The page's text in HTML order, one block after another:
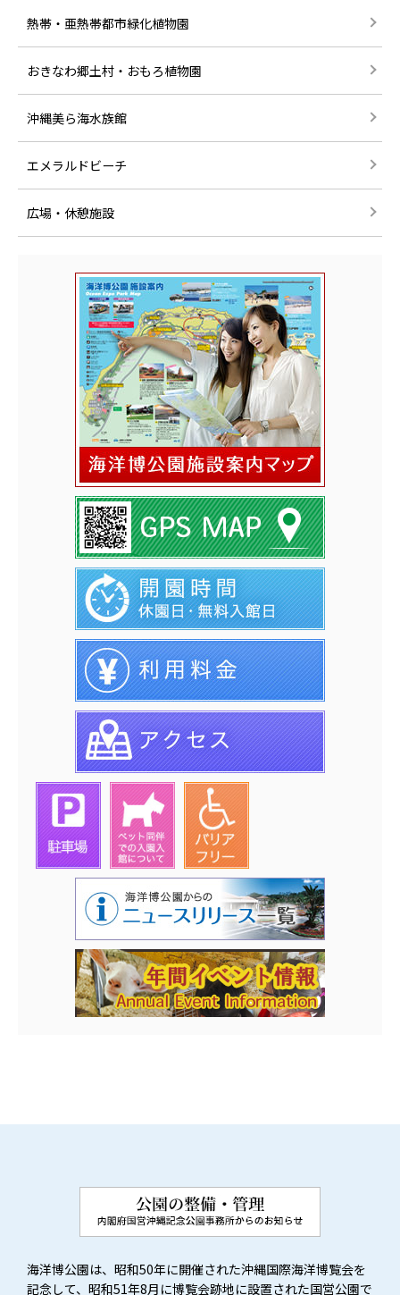
熱帯・亜熱帯都市緑化植物園
おきなわ郷土村・おもろ植物園
沖縄美ら海水族館
エメラルドビーチ
広場・休憩施設
海洋博公園は、昭和50年に開催された沖縄国際海洋博覧会を
記念して、昭和51年8月に博覧会跡地に設置された国営公園で